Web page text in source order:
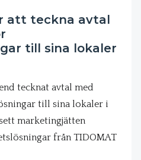
att teckna avtal
till sina lokaler
tecknat avtal med
till sina lokaler i
marketingjätten
från TIDOMAT